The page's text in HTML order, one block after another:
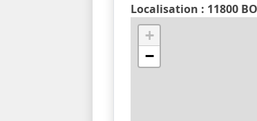
Localisation : 11800
+
−